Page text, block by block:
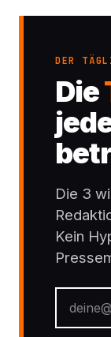
DER
Die
Die 3
Kein